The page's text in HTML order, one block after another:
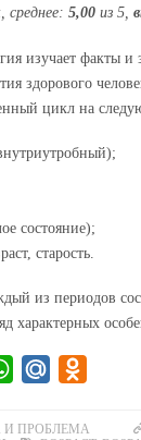
среднее: 5,00 из 5,
изучает факты и
здорового
цикл на
состояние);
старость.
из периодов
характерных
W
a
i
n
И ПРОБЛЕМА